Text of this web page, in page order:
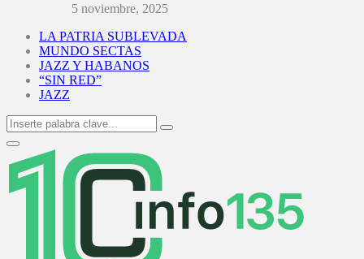
5 noviembre, 2025
LA PATRIA SUBLEVADA
MUNDO SECTAS
JAZZ Y HABANOS
“SIN RED”
JAZZ
Search
for:
Search
Primary
Menu